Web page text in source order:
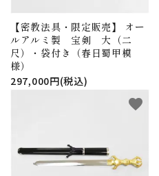
【密教法具・限定販売】 オー
ルアルミ製 宝剣 大（二
尺）・袋付き（春日蜀甲模
様）
297,000円(税込)
favorite